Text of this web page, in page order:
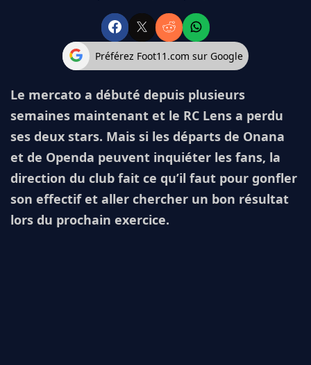
Préférez Foot11.com sur Google
Le mercato a débuté depuis plusieurs
semaines maintenant et le RC Lens a perdu
ses deux stars. Mais si les départs de Onana
et de Openda peuvent inquiéter les fans, la
direction du club fait ce qu’il faut pour gonfler
son effectif et aller chercher un bon résultat
lors du prochain exercice.